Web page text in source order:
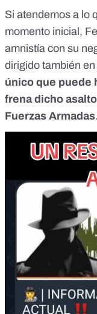
Si atendemos a lo
momento inicial,
amnistía con su
dirigido también
único que puede
frena dicho
Fuerzas Armadas.